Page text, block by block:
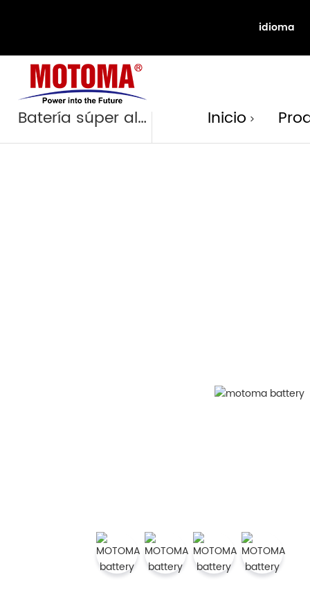
idioma
Batería súper alcalina Inicio >